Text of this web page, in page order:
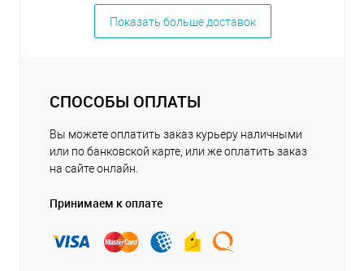
Показать больше доставок
СПОСОБЫ ОПЛАТЫ
Вы можете оплатить заказ курьеру наличными
или по банковской карте, или же оплатить заказ
на сайте онлайн.
Принимаем к оплате